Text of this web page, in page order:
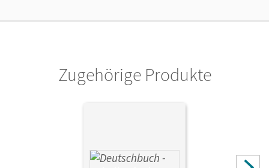
Zugehörige Produkte